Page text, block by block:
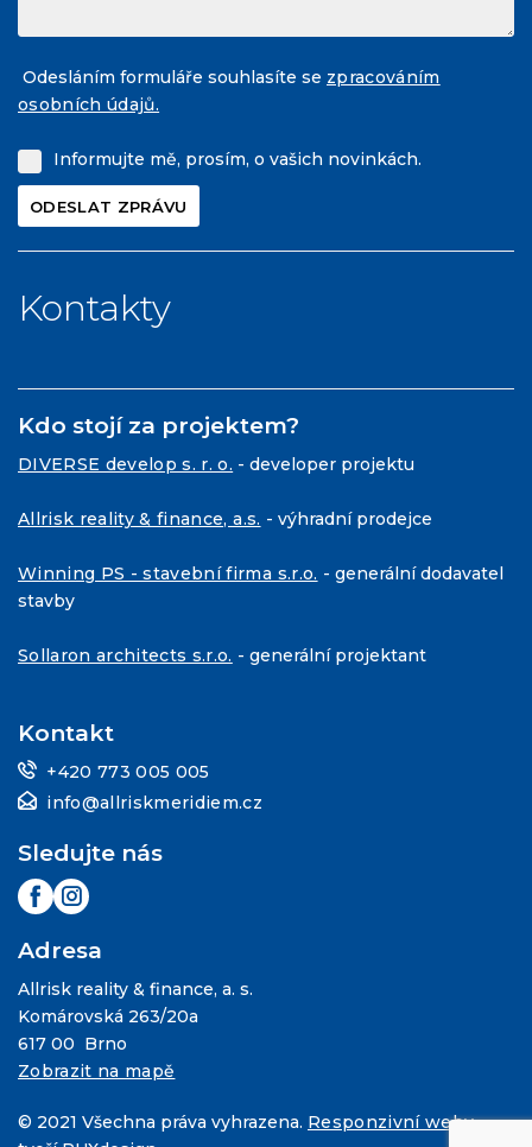
Odesláním formuláře souhlasíte se zpracováním
osobních údajů.
Informujte mě, prosím, o vašich novinkách.
Kontakty
Kdo stojí za projektem?
DIVERSE develop s. r. o. - developer projektu
Allrisk reality & finance, a.s. - výhradní prodejce
Winning PS - stavební firma s.r.o. - generální dodavatel
stavby
Sollaron architects s.r.o. - generální projektant
Kontakt
+420 773 005 005
info@allriskmeridiem.cz
Sledujte nás
Adresa
Allrisk reality & finance, a. s.
Komárovská 263/20a
617 00 Brno
Zobrazit na mapě
© 2021 Všechna práva vyhrazena. Responzivní weby